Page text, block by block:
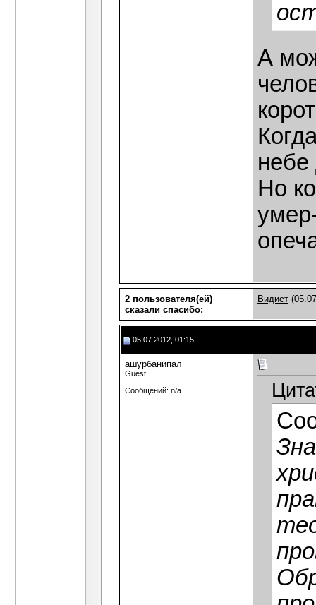
А
небе
Но
2 пользователя(ей)
сказали cпасибо:
Видист
05.07.2012, 01:15
ашурбанипал
Guest
Сообщений: n/a